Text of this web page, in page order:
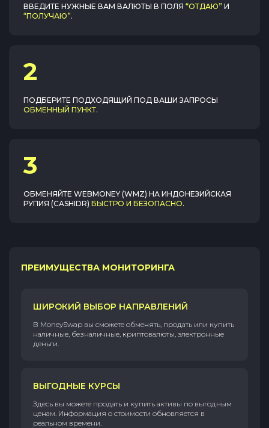
ВВЕДИТЕ НУЖНЫЕ ВАМ ВАЛЮТЫ В ПОЛЯ “ОТДАЮ” И
“ПОЛУЧАЮ”.
2
ПОДБЕРИТЕ ПОДХОДЯЩИЙ ПОД ВАШИ ЗАПРОСЫ
ОБМЕННЫЙ ПУНКТ.
3
ОБМЕНЯЙТЕ WEBMONEY (WMZ) НА ИНДОНЕЗИЙСКАЯ
РУПИЯ (CASHIDR) БЫСТРО И БЕЗОПАСНО.
ПРЕИМУЩЕСТВА МОНИТОРИНГА
ШИРОКИЙ ВЫБОР НАПРАВЛЕНИЙ
В MoneySwap вы сможете обменять, продать или купить
наличные, безналичные, криптовалюты, электронные
деньги.
ВЫГОДНЫЕ КУРСЫ
Здесь вы можете продать и купить активы по выгодным
ценам. Информация о стоимости обновляется в
реальном времени.